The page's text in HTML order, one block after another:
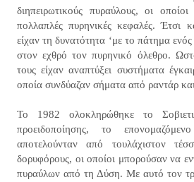
διηπειρωτικούς πυραύλους, οι
πολλαπλές πυρηνικές κεφαλές. Έτσι
είχαν τη δυνατότητα ‘με το πάτημα
στον εχθρό τον πυρηνικό όλεθρο.
τους είχαν αναπτύξει συστήματα
οποία συνδύαζαν σήματα από ραντάρ
Το 1982 ολοκληρώθηκε το
προειδοποίησης, το
αποτελούνταν από τουλάχιστον
δορυφόρους, οι οποίοι μπορούσαν να
πυραύλων από τη Δύση. Με αυτό τον